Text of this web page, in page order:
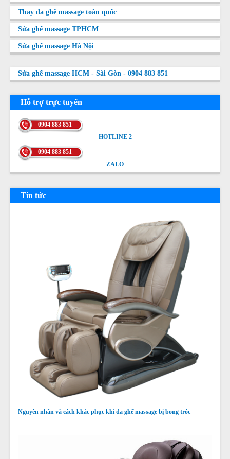
Thay da ghế massage toàn quốc
Sửa ghế massage TPHCM
Sửa ghế massage Hà Nội
Sửa ghế massage HCM - Sài Gòn - 0904 883 851
Hỗ trợ trực tuyến
0904 883 851
HOTLINE 2
0904 883 851
ZALO
Tin tức
Nguyên nhân và cách khắc phục khi da ghế massage bị bong tróc